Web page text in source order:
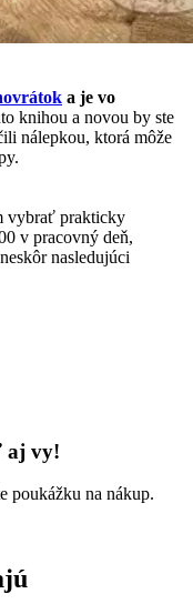
a je vo
knihou a novou by ste
nálepkou, ktorá môže
vybrať prakticky
v pracovný deň,
nasledujúci
aj vy!
poukážku na nákup.